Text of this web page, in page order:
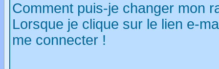
Comment puis-je changer mon
Lorsque je clique sur le lien e-
me connecter !